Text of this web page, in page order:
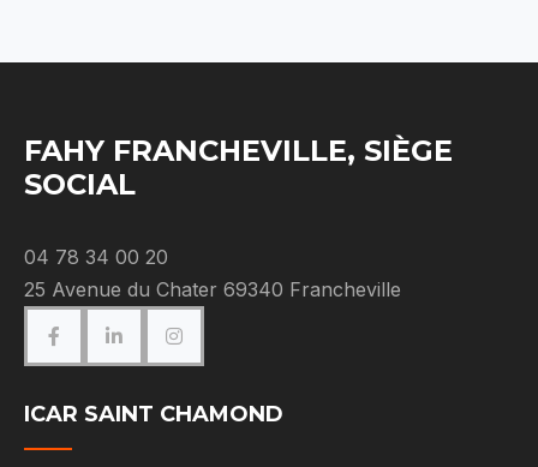
FAHY FRANCHEVILLE, SIÈGE
SOCIAL
04 78 34 00 20
25 Avenue du Chater 69340 Francheville
ICAR SAINT CHAMOND